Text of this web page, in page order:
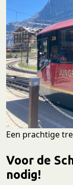
Een prachtige
Voor de
nodig!